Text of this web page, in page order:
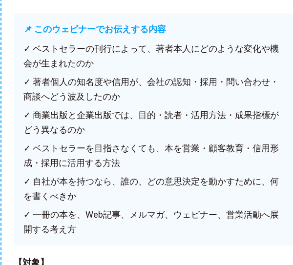
📌 このウェビナーでお伝えする内容
✓ ベストセラーの刊行によって、著者本人にどのような変化や機
会が生まれたのか
✓ 著者個人の知名度や信用が、会社の認知・採用・問い合わせ・
商談へどう波及したのか
✓ 商業出版と企業出版では、目的・読者・活用方法・成果指標が
どう異なるのか
✓ ベストセラーを目指さなくても、本を営業・顧客教育・信用形
成・採用に活用する方法
✓ 自社が本を持つなら、誰の、どの意思決定を動かすために、何
を書くべきか
✓ 一冊の本を、Web記事、メルマガ、ウェビナー、営業活動へ展
開する考え方
【対象】